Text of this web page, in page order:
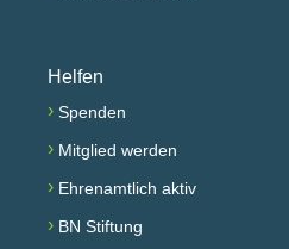
Helfen
› Spenden
› Mitglied werden
› Ehrenamtlich aktiv
› BN Stiftung